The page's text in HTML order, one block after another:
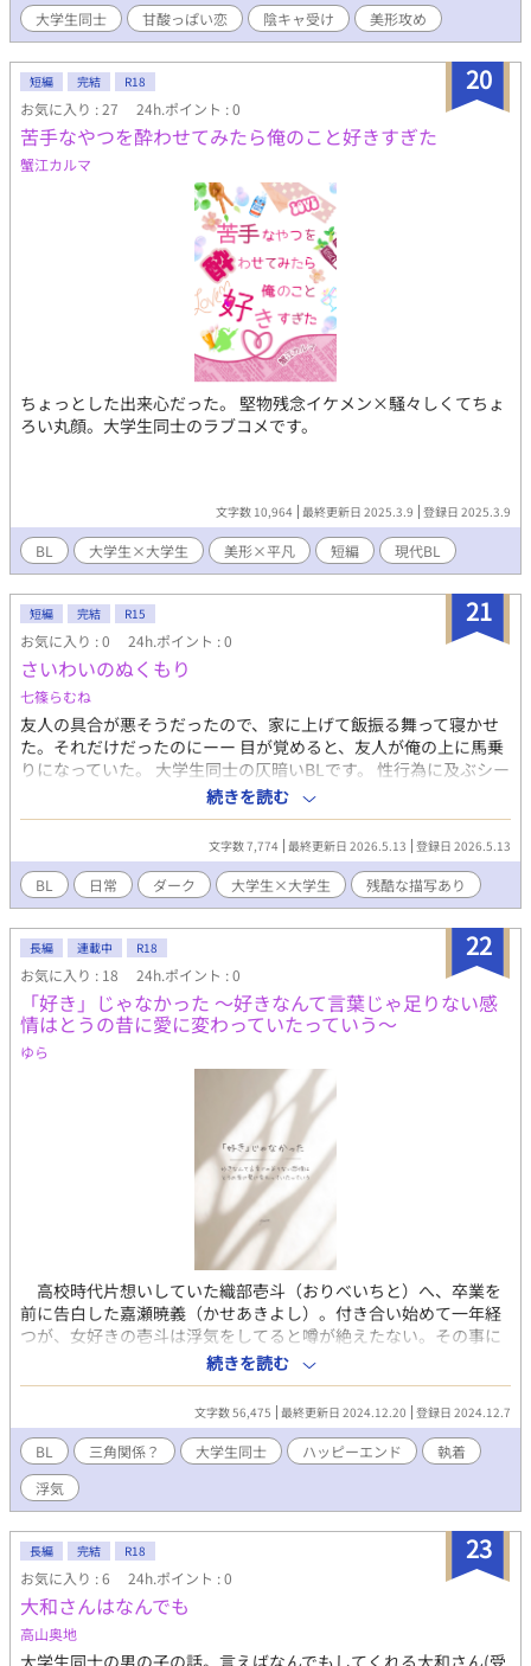
大学生同士
甘酸っぱい恋 陰キャ受け 美形攻め
20
短編 完結 R18
お気に入り : 27 24h.ポイント : 0
苦手なやつを酔わせてみたら俺のこと好きすぎた
蟹江カルマ
ちょっとした出来心だった。 堅物残念イケメン×騒々しくてちょ
ろい丸顔。大学生同士のラブコメです。
文字数 10,964 最終更新日 2025.3.9 登録日 2025.3.9
BL 大学生×大学生 美形×平凡 短編 現代BL
21
短編 完結 R15
お気に入り : 0 24h.ポイント : 0
さいわいのぬくもり
七篠らむね
友人の具合が悪そうだったので、家に上げて飯振る舞って寝かせ
た。それだけだったのにーー 目が覚めると、友人が俺の上に馬乗
りになっていた。 大学生同士の仄暗いBLです。 性行為に及ぶシー
ンはありません。 ただし、性暴力被害の描写がありますのでご注
意下さい。
続きを読む
文字数 7,774 最終更新日 2026.5.13 登録日 2026.5.13
BL 日常 ダーク 大学生×大学生 残酷な描写あり
22
長編 連載中 R18
お気に入り : 18 24h.ポイント : 0
「好き」じゃなかった ～好きなんて言葉じゃ足りない感
情はとうの昔に愛に変わっていたっていう～
ゆら
高校時代片想いしていた織部壱斗（おりべいちと）へ、卒業を
前に告白した嘉瀬暁義（かせあきよし）。付き合い始めて一年経
つが、女好きの壱斗は浮気をしてると噂が絶えたない。その事に
辟易とした暁義は、友人の助言もあり、壱斗へと別れを告げる
が…。 Pixivでは別の題名で上げてます。 R18には※つけてます
続きを読む
文字数 56,475 最終更新日 2024.12.20 登録日 2024.12.7
BL 三角関係？ 大学生同士 ハッピーエンド
執着
浮気
23
長編 完結 R18
お気に入り : 6 24h.ポイント : 0
大和さんはなんでも
高山奥地
大学生同士の男の子の話。言えばなんでもしてくれる大和さん(受